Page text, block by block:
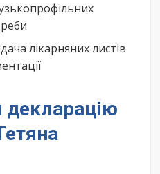
лікарняних листів
декларацію